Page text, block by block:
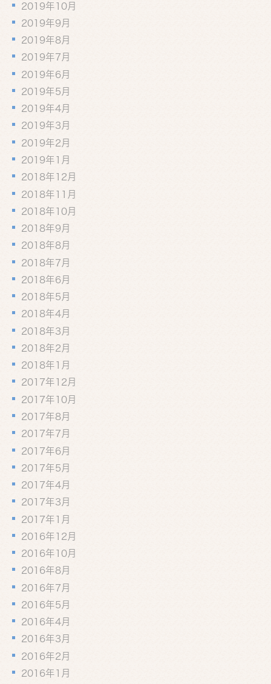
2019年10月
2019年9月
2019年8月
2019年7月
2019年6月
2019年5月
2019年4月
2019年3月
2019年2月
2019年1月
2018年12月
2018年11月
2018年10月
2018年9月
2018年8月
2018年7月
2018年6月
2018年5月
2018年4月
2018年3月
2018年2月
2018年1月
2017年12月
2017年10月
2017年8月
2017年7月
2017年6月
2017年5月
2017年4月
2017年3月
2017年1月
2016年12月
2016年10月
2016年8月
2016年7月
2016年5月
2016年4月
2016年3月
2016年2月
2016年1月